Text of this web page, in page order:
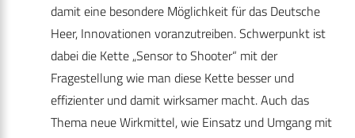
damit eine besondere Möglichkeit für das Deutsche
Heer, Innovationen voranzutreiben. Schwerpunkt ist
dabei die Kette „Sensor to Shooter“ mit der
Fragestellung wie man diese Kette besser und
effizienter und damit wirksamer macht. Auch das
Thema neue Wirkmittel, wie Einsatz und Umgang mit